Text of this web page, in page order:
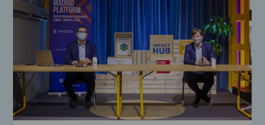
Madrid
Platform,
evento
que
une
Europa
y
América